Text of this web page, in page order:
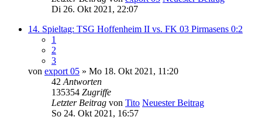
Di 26. Okt 2021, 22:07
14. Spieltag: TSG Hoffenheim II vs. FK 03 Pirmasens 0:2
1
2
3
von export 05 » Mo 18. Okt 2021, 11:20
42 Antworten
135354 Zugriffe
Letzter Beitrag von Tito Neuester Beitrag
So 24. Okt 2021, 16:57